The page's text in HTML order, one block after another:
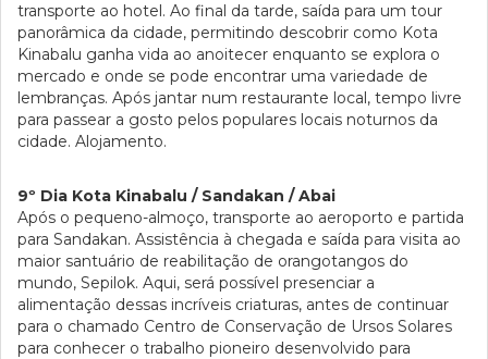
transporte ao hotel. Ao final da tarde, saída para um tour
panorâmica da cidade, permitindo descobrir como Kota
Kinabalu ganha vida ao anoitecer enquanto se explora o
mercado e onde se pode encontrar uma variedade de
lembranças. Após jantar num restaurante local, tempo livre
para passear a gosto pelos populares locais noturnos da
cidade. Alojamento.
9º Dia Kota Kinabalu / Sandakan / Abai
Após o pequeno-almoço, transporte ao aeroporto e partida
para Sandakan. Assistência à chegada e saída para visita ao
maior santuário de reabilitação de orangotangos do
mundo, Sepilok. Aqui, será possível presenciar a
alimentação dessas incríveis criaturas, antes de continuar
para o chamado Centro de Conservação de Ursos Solares
para conhecer o trabalho pioneiro desenvolvido para